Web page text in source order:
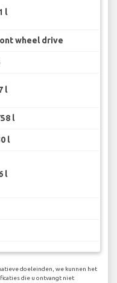
l
wheel drive
l
l
l
l
doeleinden, we kunnen het
die u ontvangt niet